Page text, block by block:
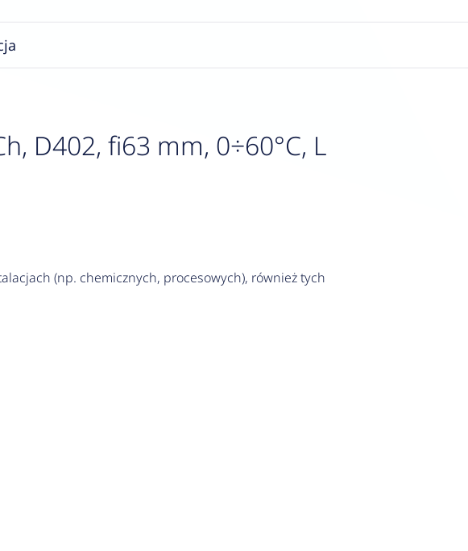
D402, fi63 mm, 0÷60°C, L
(np. chemicznych, procesowych), również tych